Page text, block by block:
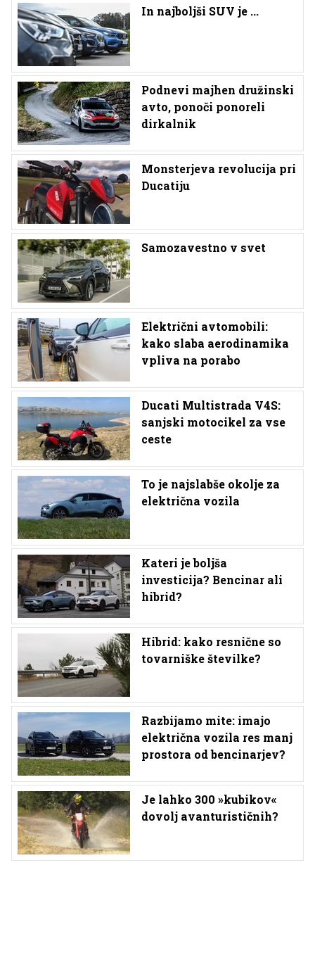
In najboljši SUV je ...
Podnevi majhen družinski
avto, ponoči ponoreli
dirkalnik
Monsterjeva revolucija pri
Ducatiju
Samozavestno v svet
Električni avtomobili:
kako slaba aerodinamika
vpliva na porabo
Ducati Multistrada V4S:
sanjski motocikel za vse
ceste
To je najslabše okolje za
električna vozila
Kateri je boljša
investicija? Bencinar ali
hibrid?
Hibrid: kako resnične so
tovarniške številke?
Razbijamo mite: imajo
električna vozila res manj
prostora od bencinarjev?
Je lahko 300 »kubikov«
dovolj avanturističnih?